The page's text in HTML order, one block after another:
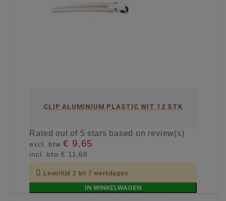
CLIP ALUMINIUM PLASTIC WIT 12 STK
Ratedout of 5 stars based on review(s)
excl. btw€ 9,65
incl. btw€ 11,68
 Levertijd 2 tot 7 werkdagen
IN WINKELWAGEN